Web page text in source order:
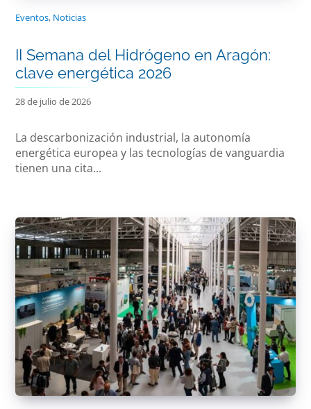
Eventos, Noticias
II Semana del Hidrógeno en Aragón:
clave energética 2026
28 de julio de 2026
La descarbonización industrial, la autonomía
energética europea y las tecnologías de vanguardia
tienen una cita...